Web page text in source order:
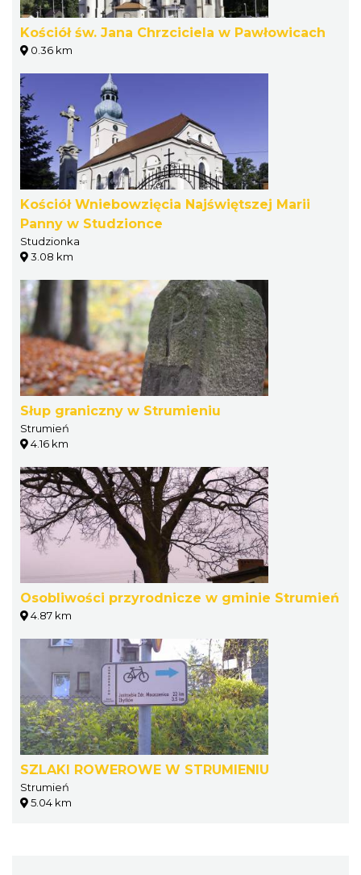
Kościół św. Jana Chrzciciela w Pawłowicach
0.36 km
Kościół Wniebowzięcia Najświętszej Marii
Panny w Studzionce
Studzionka
3.08 km
Słup graniczny w Strumieniu
Strumień
4.16 km
Osobliwości przyrodnicze w gminie Strumień
4.87 km
SZLAKI ROWEROWE W STRUMIENIU
Strumień
5.04 km